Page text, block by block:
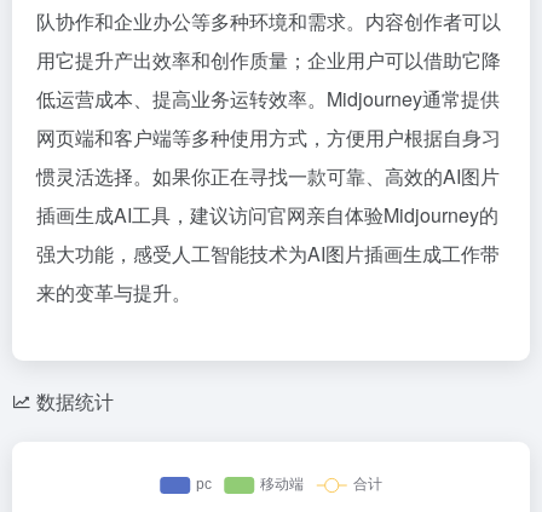
队协作和企业办公等多种环境和需求。内容创作者可以
用它提升产出效率和创作质量；企业用户可以借助它降
低运营成本、提高业务运转效率。Midjourney通常提供
网页端和客户端等多种使用方式，方便用户根据自身习
惯灵活选择。如果你正在寻找一款可靠、高效的AI图片
插画生成AI工具，建议访问官网亲自体验Midjourney的
强大功能，感受人工智能技术为AI图片插画生成工作带
来的变革与提升。
数据统计